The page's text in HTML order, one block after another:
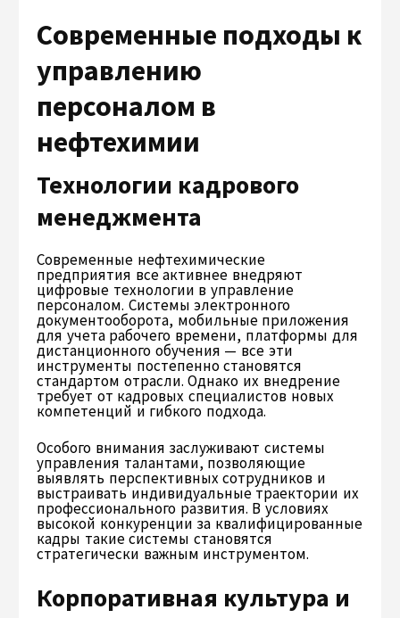
Современные подходы к
управлению
персоналом в
нефтехимии
Технологии кадрового
менеджмента
Современные нефтехимические
предприятия все активнее внедряют
цифровые технологии в управление
персоналом. Системы электронного
документооборота, мобильные приложения
для учета рабочего времени, платформы для
дистанционного обучения — все эти
инструменты постепенно становятся
стандартом отрасли. Однако их внедрение
требует от кадровых специалистов новых
компетенций и гибкого подхода.
Особого внимания заслуживают системы
управления талантами, позволяющие
выявлять перспективных сотрудников и
выстраивать индивидуальные траектории их
профессионального развития. В условиях
высокой конкуренции за квалифицированные
кадры такие системы становятся
стратегически важным инструментом.
Корпоративная культура и